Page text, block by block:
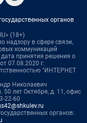
органов
(18+)
надзору в сфере связи,
коммуникаций
принятия решения о
07.08.2020 г.
"ИНТЕРНЕТ
Николаевич
50 лет Октября, д. 11, офис
22-60
органов: